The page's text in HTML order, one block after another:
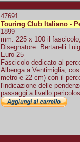
47691
Touring Club Italiano -
1899
mm. 225 x 100 il
Disegnatore: Bertarelli
Euro 25
Fascicolo dedicato al
Albenga a Ventimiglia,
metro e 22 cm) con il
l'indicazione delle
passaggi a livello